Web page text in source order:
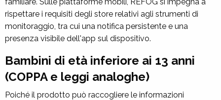
rispettare i requisiti degli store relativi agli strumenti di
monitoraggio, tra cui una notifica persistente e una
presenza visibile dell'app sul dispositivo.
Bambini di età inferiore ai 13 anni
(COPPA e leggi analoghe)
Poiché il prodotto può raccogliere le informazioni